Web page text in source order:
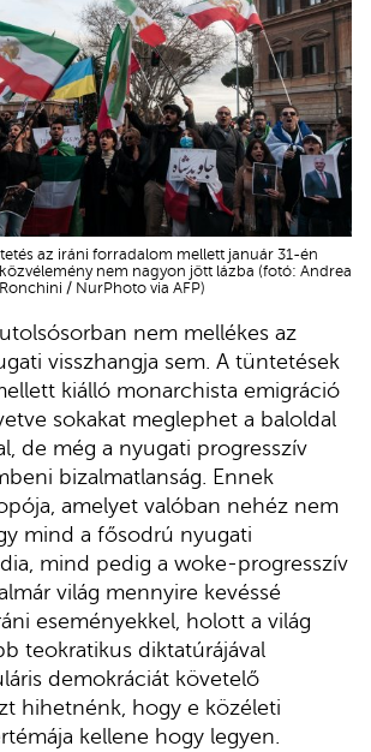
az iráni forradalom mellett január 31-én
nem nagyon jött lázba (fotó: Andrea
Ronchini / NurPhoto via AFP)
nem mellékes az
visszhangja sem. A tüntetések
kiálló monarchista emigráció
sokakat meglephet a baloldal
de még a nyugati progresszív
bizalmatlanság. Ennek
amelyet valóban nehéz nem
mind a fősodrú nyugati
mind pedig a woke-progresszív
világ mennyire kevéssé
eseményekkel, holott a világ
teokratikus diktatúrájával
demokráciát követelő
hihetnénk, hogy e közéleti
kellene hogy legyen.